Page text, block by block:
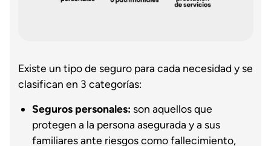
Existe un tipo de seguro para cada necesidad y se
clasifican en 3 categorías:
Seguros personales: son aquellos que
protegen a la persona asegurada y a sus
familiares ante riesgos como fallecimiento,